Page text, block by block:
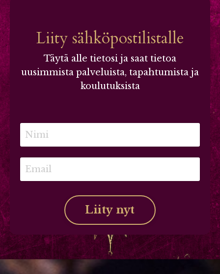
Liity sähköpostilistalle
Täytä alle tietosi ja saat tietoa
uusimmista palveluista, tapahtumista ja
koulutuksista
Liity nyt